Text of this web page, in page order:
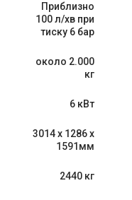
Приблизно
100 л/хв при
тиску 6 бар
около 2.000
кг
6 кВт
3014 х 1286 х
1591мм
2440 кг